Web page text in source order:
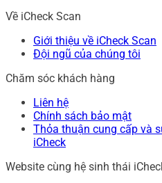
Về iCheck Scan
Giới thiệu về iCheck Scan
Đội ngũ của chúng tôi
Chăm sóc khách hàng
Liên hệ
Chính sách bảo mật
Thỏa thuận cung cấp và
iCheck
Website cùng hệ sinh thái